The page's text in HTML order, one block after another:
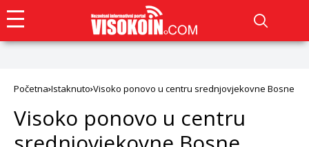
Početna Istaknuto Visoko ponovo u centru srednjovjekovne Bosne
Visoko ponovo u centru